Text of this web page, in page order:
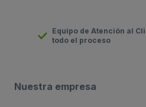
Equipo de Atención al
todo el proceso
Nuestra empresa